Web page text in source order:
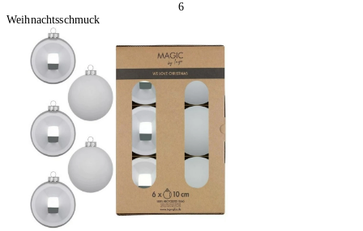
6
Weihnachtsschmuck